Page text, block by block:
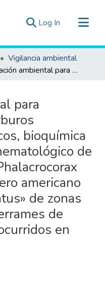
Log In (current)
Vigilancia ambiental
Evaluación ambiental para determinar hidrocarburos aromáticos policíclicos, bioquímica sanguínea y perfil hematológico de cormorán guanay «Phalacrocorax bougainvillii» y ostrero americano «Haematopus palliatus» de zonas afectadas por los derrames de petróleo en el mar ocurridos en enero 2022
para
bioquímica
de
americano
de zonas
de
en